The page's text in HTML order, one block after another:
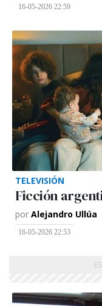
16-05-2026 22:59
TELEVISIÓN
Ficción
por Alejandro Ullúa
16-05-2026 22:53